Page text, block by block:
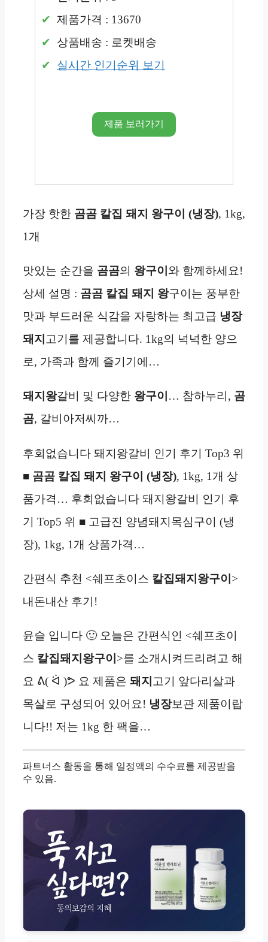
제품가격 : 13670
상품배송 : 로켓배송
실시간 인기순위 보기
제품 보러가기
가장 핫한 곰곰 칼집 돼지 왕구이 (냉장), 1kg,
1개
맛있는 순간을 곰곰의 왕구이 와 함께하세요!
상세 설명 : 곰곰 칼집 돼지 왕구이는 풍부한
맛과 부드러운 식감을 자랑하는 최고급 냉장
돼지 고기를 제공합니다. 1kg의 넉넉한 양으
로, 가족과 함께 즐기기에…
돼지왕갈비 및 다양한 왕구이 … 참하누리, 곰
곰, 갈비아저씨까…
후회없습니다 돼지왕갈비 인기 후기 Top3 위
■ 곰곰 칼집 돼지 왕구이 (냉장), 1kg, 1개 상
품가격… 후회없습니다 돼지왕갈비 인기 후
기 Top5 위 ■ 고급진 양념돼지목심구이 (냉
장), 1kg, 1개 상품가격…
간편식 추천 <쉐프초이스 칼집돼지왕구이 >
내돈내산 후기!
윤슬 입니다 🙂 오늘은 간편식인 <쉐프초이
스 칼집돼지왕구이 >를 소개시켜드리려고 해
요 ᕕ( ᐛ )ᕗ 요 제품은 돼지 고기 앞다리살과
목살로 구성되어 있어요! 냉장보관 제품이랍
니다!! 저는 1kg 한 팩을…
파트너스 활동을 통해 일정액의 수수료를 제공받을
수 있음.